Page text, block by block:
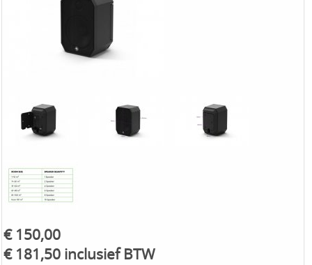
€ 150,00
€ 181,50 inclusief BTW